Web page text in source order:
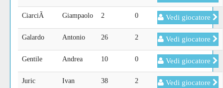
CiarciÃ Giampaolo 2 0 Vedi giocatore
Galardo Antonio 26 2 Vedi giocatore
Gentile Andrea 10 0 Vedi giocatore
Juric Ivan 38 2 Vedi giocatore